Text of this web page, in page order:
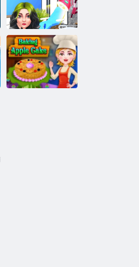
Hambaarstide
mäng lastele
Hammaste arst